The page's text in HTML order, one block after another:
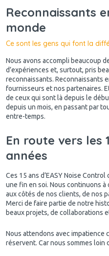
Reconnaissants
monde
Ce sont les gens qui font la
Nous avons accompli beaucoup
d’expériences et, surtout, pris
reconnaissants. Reconnaissants
fournisseurs et nos partenaires.
de ceux qui sont là depuis le
depuis un mois, en passant par
entre-temps.
En route vers les
années
Ces 15 ans d’EASY Noise
une fin en soi. Nous continuons à
aux côtés de nos clients, de nos
Merci de faire partie de notre
beaux projets, de collaborations
Nous attendons avec impatience
réservent. Car nous sommes loin